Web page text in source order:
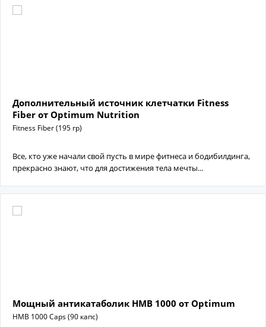
Дополнительный источник клетчатки Fitness
Fiber от Optimum Nutrition
Fitness Fiber (195 гр)
Все, кто уже начали свой пусть в мире фитнеса и бодибилдинга,
прекрасно знают, что для достижения тела мечты...
Мощный антикатаболик HMB 1000 от Optimum
HMB 1000 Caps (90 капс)